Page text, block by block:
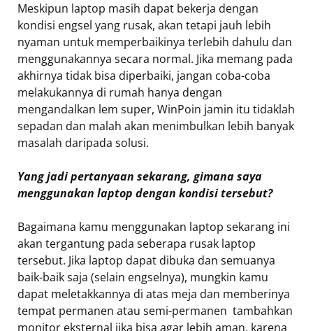
Meskipun laptop masih dapat bekerja dengan
kondisi engsel yang rusak, akan tetapi jauh lebih
nyaman untuk memperbaikinya terlebih dahulu dan
menggunakannya secara normal. Jika memang pada
akhirnya tidak bisa diperbaiki, jangan coba-coba
melakukannya di rumah hanya dengan
mengandalkan lem super, WinPoin jamin itu tidaklah
sepadan dan malah akan menimbulkan lebih banyak
masalah daripada solusi.
Yang jadi pertanyaan sekarang, gimana saya
menggunakan laptop dengan kondisi tersebut?
Bagaimana kamu menggunakan laptop sekarang ini
akan tergantung pada seberapa rusak laptop
tersebut. Jika laptop dapat dibuka dan semuanya
baik-baik saja (selain engselnya), mungkin kamu
dapat meletakkannya di atas meja dan memberinya
tempat permanen atau semi-permanen  tambahkan
monitor eksternal jika bisa agar lebih aman, karena